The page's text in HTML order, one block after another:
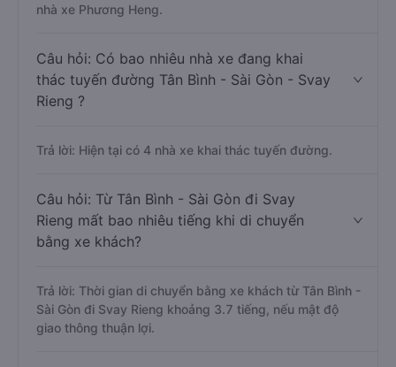
nhà xe Phương Heng.
Câu hỏi: Có bao nhiêu nhà xe đang khai
thác tuyến đường Tân Bình - Sài Gòn - Svay
Rieng ?
Trả lời: Hiện tại có 4 nhà xe khai thác tuyến đường.
Câu hỏi: Từ Tân Bình - Sài Gòn đi Svay
Rieng mất bao nhiêu tiếng khi di chuyển
bằng xe khách?
Trả lời: Thời gian di chuyển bằng xe khách từ Tân Bình -
Sài Gòn đi Svay Rieng khoảng 3.7 tiếng, nếu mật độ
giao thông thuận lợi.